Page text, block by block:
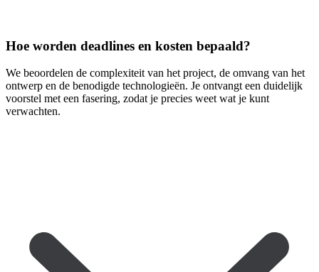
Hoe worden deadlines en kosten bepaald?
We beoordelen de complexiteit van het project, de omvang van het
ontwerp en de benodigde technologieën. Je ontvangt een duidelijk
voorstel met een fasering, zodat je precies weet wat je kunt
verwachten.